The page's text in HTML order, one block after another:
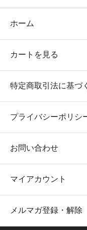
ホーム
カートを見る
特定商取引法に基づ
プライバシーポリシ
お問い合わせ
マイアカウント
メルマガ登録・解除